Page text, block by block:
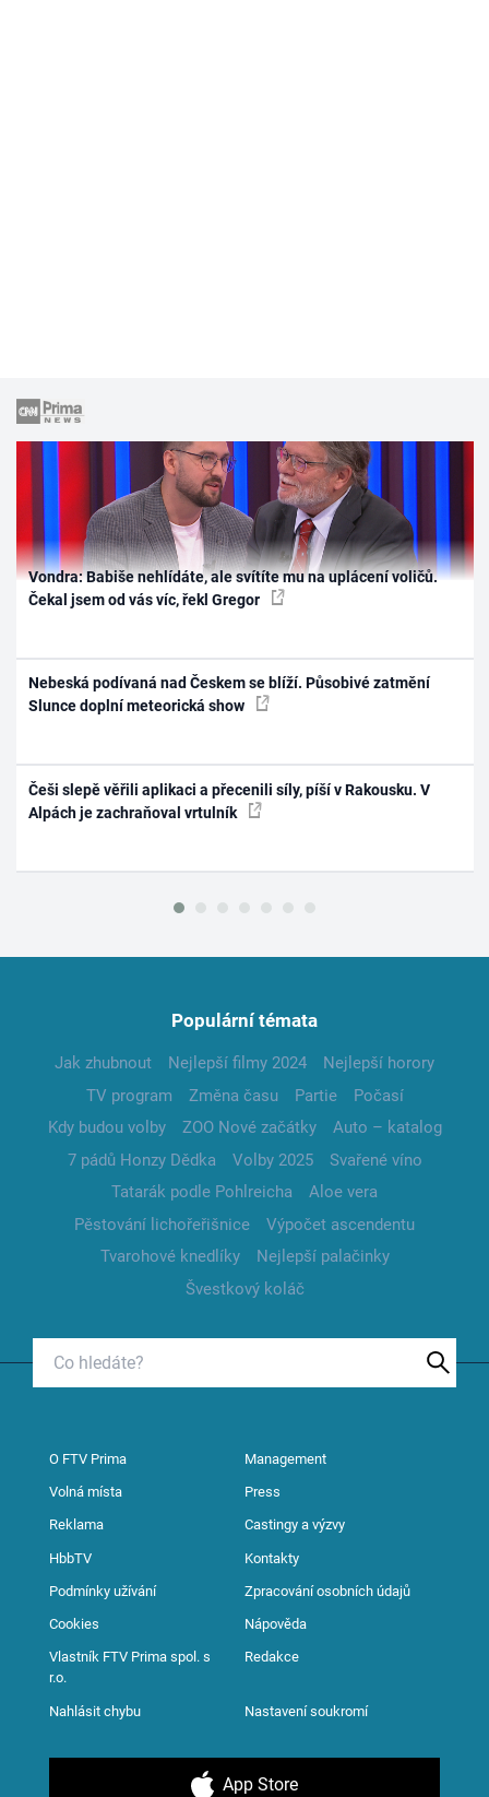
Vondra: Babiše nehlídáte, ale svítíte mu na uplácení voličů.
Čekal jsem od vás víc, řekl Gregor
Nebeská podívaná nad Českem se blíží. Působivé zatmění
Slunce doplní meteorická show
Češi slepě věřili aplikaci a přecenili síly, píší v Rakousku. V
Alpách je zachraňoval vrtulník
Populární témata
Jak zhubnout Nejlepší filmy 2024
Nejlepší horory
TV program
Změna času Partie
Počasí
Kdy budou volby
ZOO Nové začátky
Auto – katalog
7 pádů Honzy Dědka
Volby 2025
Svařené víno
Tatarák podle Pohlreicha
Aloe vera
Pěstování lichořeřišnice
Výpočet ascendentu
Tvarohové knedlíky
Nejlepší palačinky
Švestkový koláč
O FTV Prima Management
Volná místa Press
Reklama Castingy a výzvy
HbbTV Kontakty
Podmínky užívání Zpracování osobních údajů
Cookies Nápověda
Vlastník FTV Prima spol. s
r.o.
Redakce
Nahlásit chybu Nastavení soukromí
App Store